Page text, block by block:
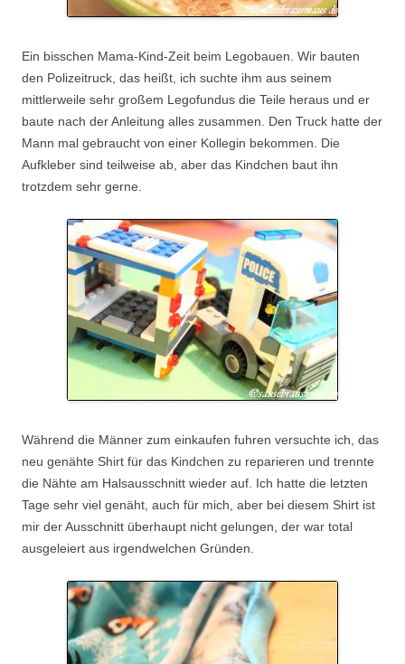
Ein bisschen Mama-Kind-Zeit beim Legobauen. Wir bauten
den Polizeitruck, das heißt, ich suchte ihm aus seinem
mittlerweile sehr großem Legofundus die Teile heraus und er
baute nach der Anleitung alles zusammen. Den Truck hatte der
Mann mal gebraucht von einer Kollegin bekommen. Die
Aufkleber sind teilweise ab, aber das Kindchen baut ihn
trotzdem sehr gerne.
Während die Männer zum einkaufen fuhren versuchte ich, das
neu genähte Shirt für das Kindchen zu reparieren und trennte
die Nähte am Halsausschnitt wieder auf. Ich hatte die letzten
Tage sehr viel genäht, auch für mich, aber bei diesem Shirt ist
mir der Ausschnitt überhaupt nicht gelungen, der war total
ausgeleiert aus irgendwelchen Gründen.